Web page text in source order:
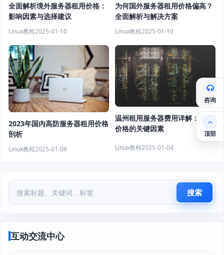
全面解析境外服务器租用价格：
影响因素与选择建议
Linux教程2025-01-10
为何国外服务器租用价格偏高？
全面解析与解决方案
Linux教程2025-01-10
2023年国内高防服务器租用价格
剖析
Linux教程2025-01-09
温州租用服务器费用详解：影响
价格的关键因素
Linux教程2025-01-04
搜索
互动交流中心
咨询
顶部